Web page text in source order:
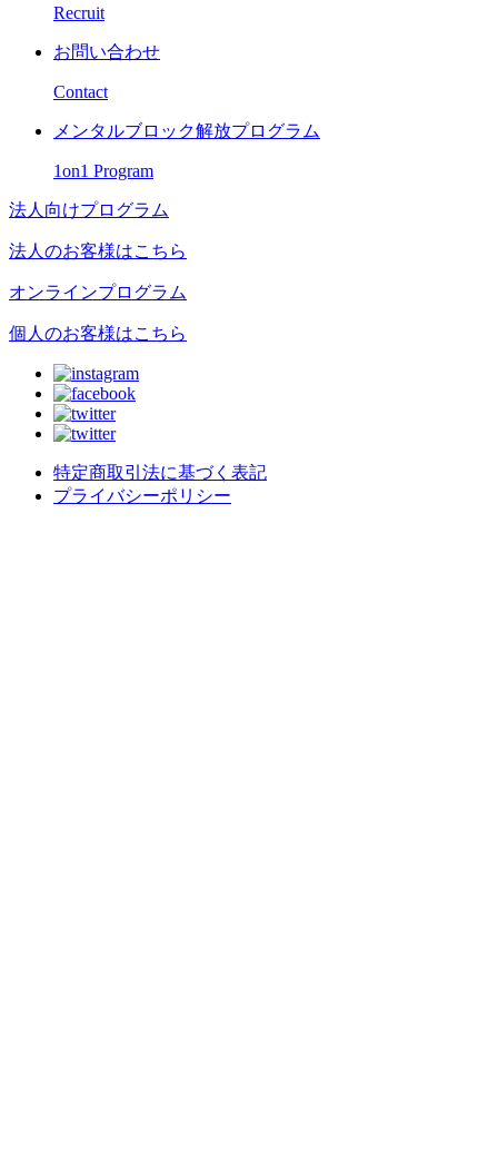
Recruit
お問い合わせ
Contact
メンタルブロック解放プログラム
1on1 Program
法人向けプログラム
法人のお客様はこちら
オンラインプログラム
個人のお客様はこちら
特定商取引法に基づく表記
プライバシーポリシー